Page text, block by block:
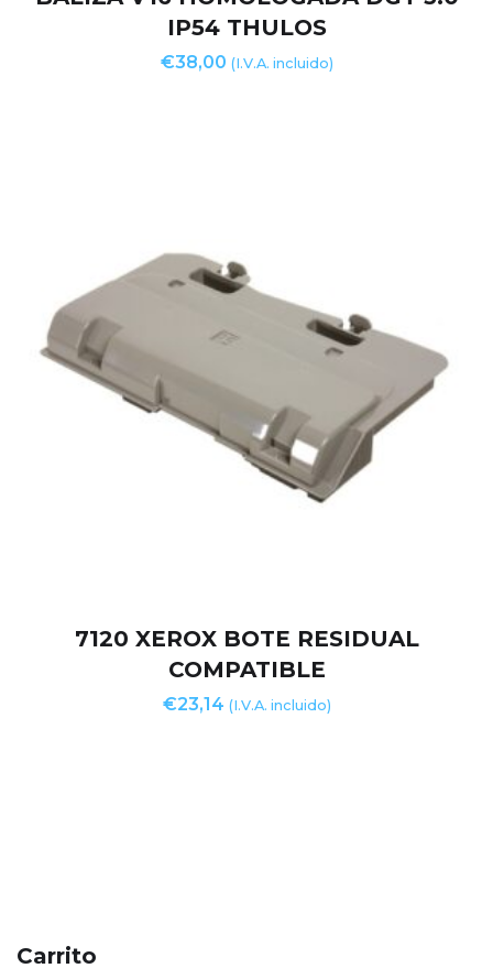
IP54 THULOS
€38,00 (I.V.A. incluido)
7120 XEROX BOTE RESIDUAL
COMPATIBLE
€23,14 (I.V.A. incluido)
Carrito